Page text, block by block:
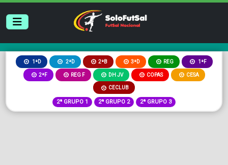
1ªD 2ªD 2ªB 3ªD REG 1ªF
2ªF REG F DH JV COPAS CESA
CECLUB
2ª GRUPO 1 2ª GRUPO 2 2ª GRUPO 3